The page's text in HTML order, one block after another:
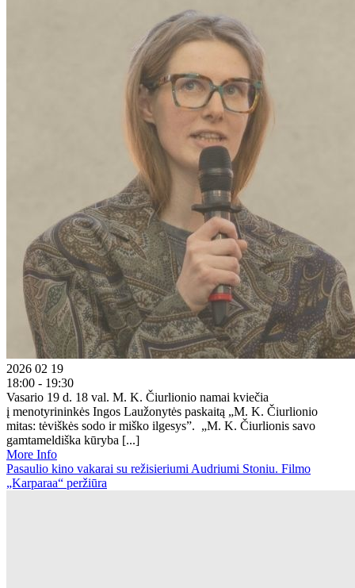
2026 02 19
18:00 - 19:30
Vasario 19 d. 18 val. M. K. Čiurlionio namai kviečia
į menotyrininkės Ingos Laužonytės paskaitą „M. K. Čiurlionio
mitas: tėviškės sodo ir miško ilgesys”. „M. K. Čiurlionis savo
gamtameldiška kūryba [...]
More Info
Pasaulio kino vakarai su režisieriumi Audriumi Stoniu. Filmo
„Karparaa“ peržiūra